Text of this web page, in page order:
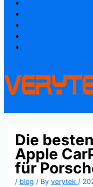
Die
Apple
für
/ blog / By verytek /